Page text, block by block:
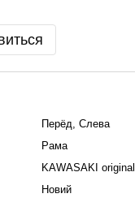
Пepёд, Слева
Рама
KAWASAKI original
Новий